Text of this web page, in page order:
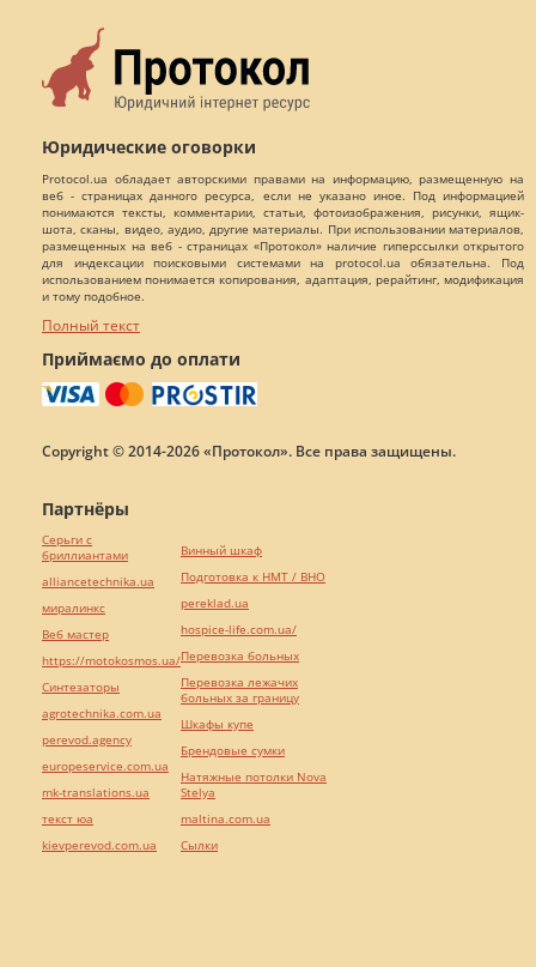
Юридические оговорки
Protocol.ua обладает авторскими правами на информацию, размещенную на
веб - страницах данного ресурса, если не указано иное. Под информацией
понимаются тексты, комментарии, статьи, фотоизображения, рисунки, ящик-
шота, сканы, видео, аудио, другие материалы. При использовании материалов,
размещенных на веб - страницах «Протокол» наличие гиперссылки открытого
для индексации поисковыми системами на protocol.ua обязательна. Под
использованием понимается копирования, адаптация, рерайтинг, модификация
и тому подобное.
Полный текст
Приймаємо до оплати
Copyright © 2014-2026 «Протокол». Все права защищены.
Партнёры
Серьги с
бриллиантами
alliancetechnika.ua
миралинкс
Веб мастер
https://motokosmos.ua/
Синтезаторы
agrotechnika.com.ua
perevod.agency
europeservice.com.ua
mk-translations.ua
текст юа
kievperevod.com.ua
Винный шкаф
Подготовка к НМТ / ВНО
pereklad.ua
hospice-life.com.ua/
Перевозка больных
Перевозка лежачих
больных за границу
Шкафы купе
Брендовые сумки
Натяжные потолки Nova
Stelya
maltina.com.ua
Cылки